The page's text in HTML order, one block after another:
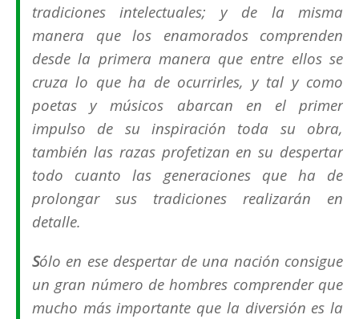
tradiciones intelectuales; y de la misma
manera que los enamorados comprenden
desde la primera manera que entre ellos se
cruza lo que ha de ocurrirles, y tal y como
poetas y músicos abarcan en el primer
impulso de su inspiración toda su obra,
también las razas profetizan en su despertar
todo cuanto las generaciones que ha de
prolongar sus tradiciones realizarán en
detalle.
Sólo en ese despertar de una nación consigue
un gran número de hombres comprender que
mucho más importante que la diversión es la